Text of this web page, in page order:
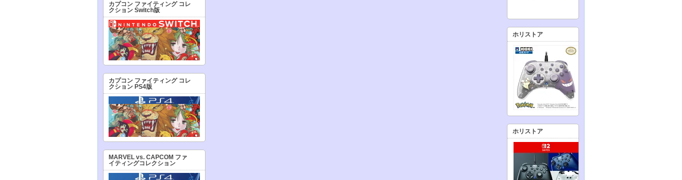
カプコン ファイティング コレ
クション Switch版
カプコン ファイティング コレ
クション PS4版
MARVEL vs. CAPCOM ファ
イティングコレクション
ホリストア
ホリストア